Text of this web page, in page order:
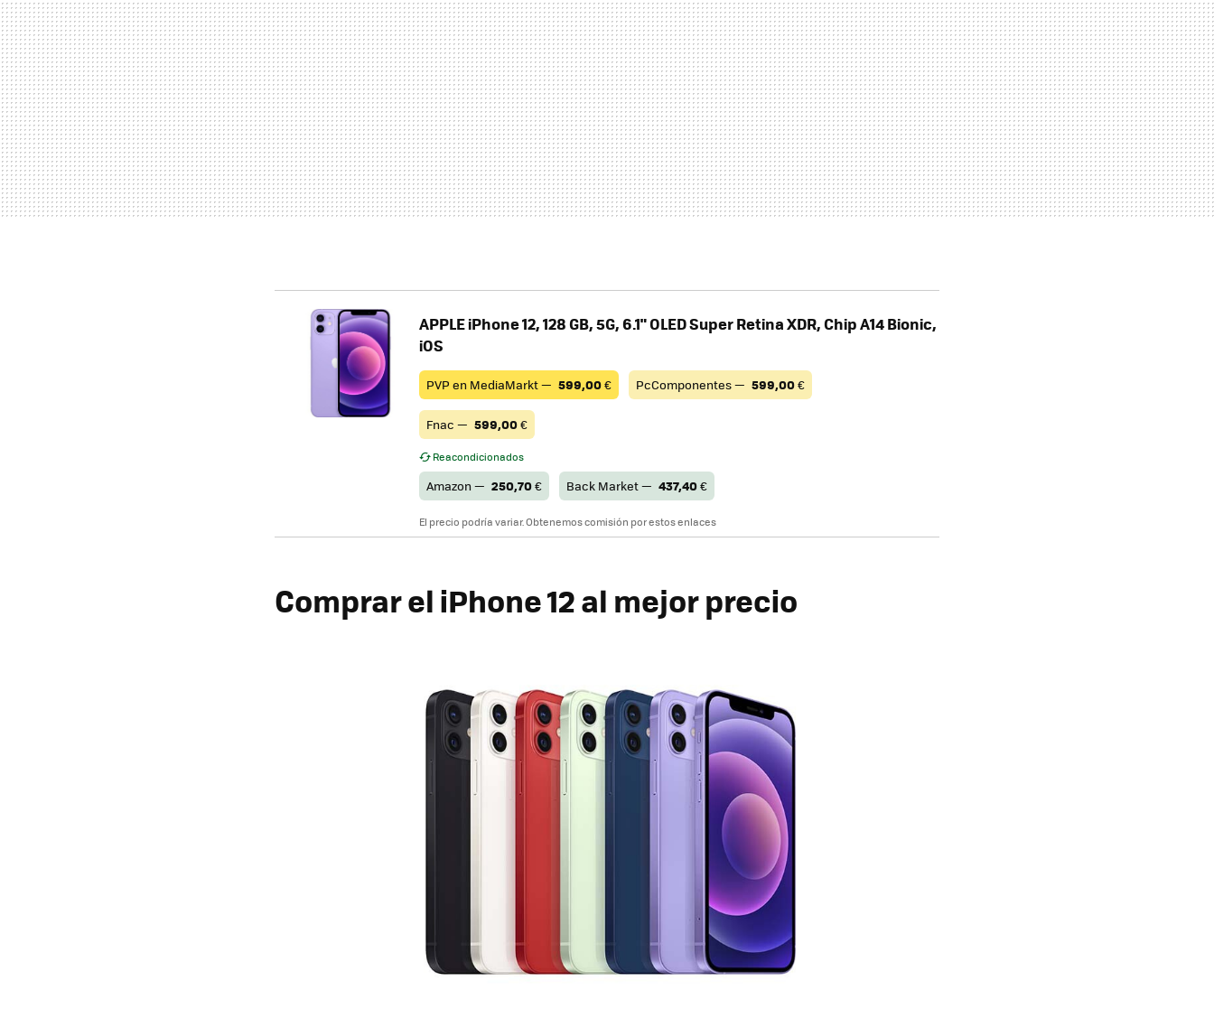
APPLE iPhone 12, 128 GB, 5G, 6.1" OLED Super Retina XDR, Chip A14 Bionic,
iOS
PVP en MediaMarkt — 599,00€ PcComponentes — 599,00€
Fnac — 599,00€
Reacondicionados
Amazon — 250,70€ Back Market — 437,40€
El precio podría variar. Obtenemos comisión por estos enlaces
Comprar el iPhone 12 al mejor precio